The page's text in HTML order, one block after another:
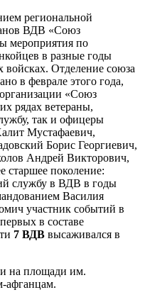
региональной
ВДВ «Союз
мероприятия по
в разные годы
Отделение союза
в феврале этого года,
«Союз
рядах ветераны,
так и офицеры
Мустафаевич,
Борис Георгиевич,
Андрей Викторович,
старшее поколение:
службу в ВДВ в годы
Василия
участник событий в
в составе
7 ВДВ высаживался в
на площади им.
афганцам.